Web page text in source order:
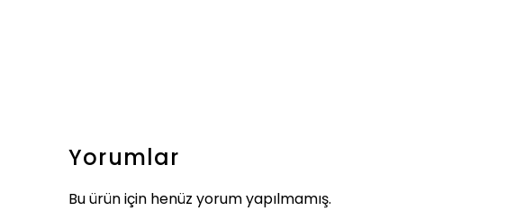
Yorumlar
Bu ürün için henüz yorum yapılmamış.